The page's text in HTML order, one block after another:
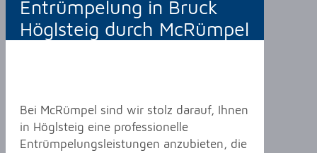
Entrümpelung in Bruck
Höglsteig durch McRümpel
Bei McRümpel sind wir stolz darauf, Ihnen
in Höglsteig eine professionelle
Entrümpelungsleistungen anzubieten, die